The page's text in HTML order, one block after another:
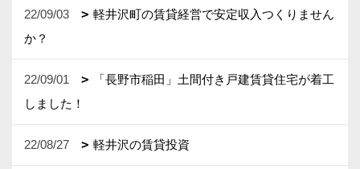
22/09/03
軽井沢町の賃貸経営で安定収入つくりません
か？
22/09/01
「長野市稲田」土間付き戸建賃貸住宅が着工
しました！
22/08/27 軽井沢の賃貸投資